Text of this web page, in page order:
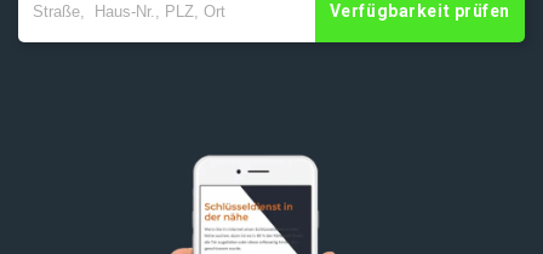
Verfügbarkeit prüfen